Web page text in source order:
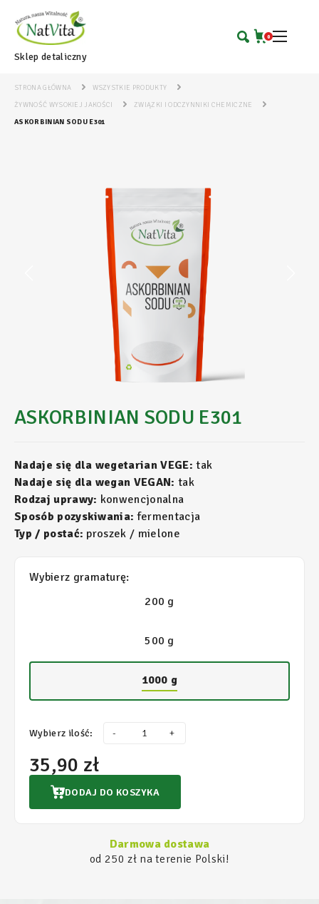
Sklep detaliczny
0
STRONA GŁÓWNA
WSZYSTKIE PRODUKTY
ŻYWNOŚĆ WYSOKIEJ JAKOŚCI
ZWIĄZKI I ODCZYNNIKI CHEMICZNE
ASKORBINIAN SODU E301
ASKORBINIAN SODU E301
Nadaje się dla wegetarian VEGE: tak
Nadaje się dla wegan VEGAN: tak
Rodzaj uprawy: konwencjonalna
Sposób pozyskiwania: fermentacja
Typ / postać: proszek / mielone
Wybierz gramaturę:
200 g
500 g
1000 g
Wybierz ilość: - +
35,90 zł
DODAJ DO KOSZYKA
Darmowa dostawa
od 250 zł na terenie Polski!